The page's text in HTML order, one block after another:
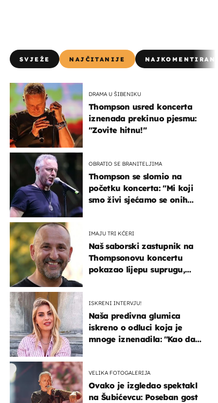
SVJEŽE NAJČITANIJE
DRAMA U ŠIBENIKU
Thompson usred koncerta
iznenada prekinuo pjesmu:
"Zovite hitnu!"
OBRATIO SE BRANITELJIMA
Thompson se slomio na
početku koncerta: "Mi koji
smo živi sjećamo se onih
IMAJU TRI KĆERI
Naš saborski zastupnik na
Thompsonovu koncertu
pokazao lijepu suprugu,
ISKRENI INTERVJU!
Naša predivna glumica
iskreno o odluci koja je
mnoge iznenadila: ''Kao da
VELIKA FOTOGALERIJA
Ovako je izgledao spektakl
na Šubićevcu: Poseban gost